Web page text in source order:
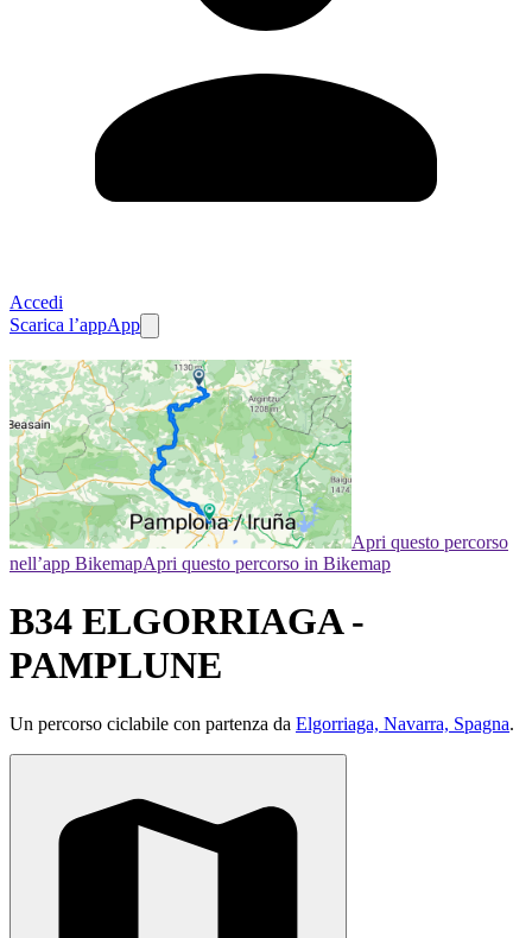
Accedi
Scarica l’appApp
Apri questo percorso
nell’app BikemapApri questo percorso in Bikemap
B34 ELGORRIAGA -
PAMPLUNE
Un percorso ciclabile con partenza da Elgorriaga, Navarra, Spagna.